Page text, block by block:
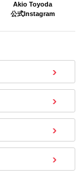
Akio Toyoda
公式Instagram